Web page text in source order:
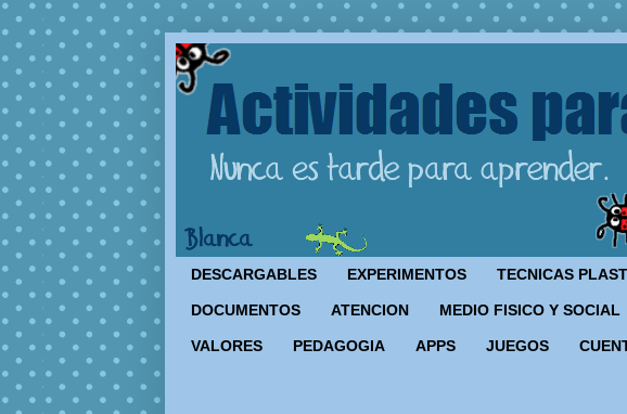
DESCARGABLES EXPERIMENTOS TECNICAS
DOCUMENTOS ATENCION MEDIO FISICO Y SOCIAL
VALORES PEDAGOGIA APPS JUEGOS